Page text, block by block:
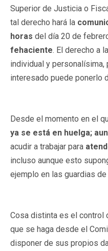
Superior de Justicia o
tal derecho hará la
horas del día 20 de
fehaciente. El derecho a
individual y
interesado puede ponerlo
Desde el momento en el
ya se está en huelga;
acudir a trabajar para
incluso aunque esto
ejemplo en las guardias de
Cosa distinta es el control
que se haga desde el
disponer de sus propios